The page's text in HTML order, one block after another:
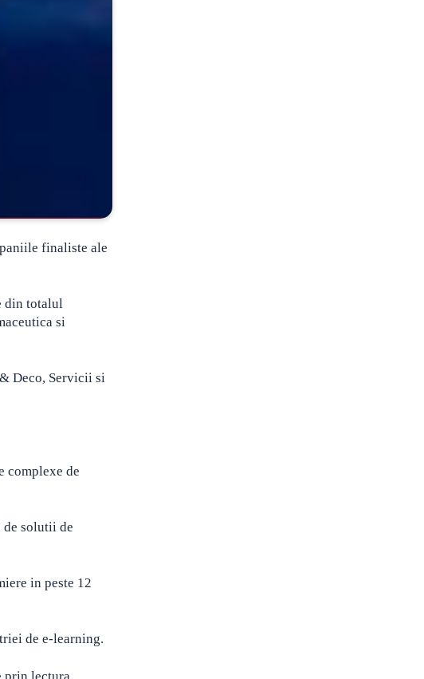
finaliste ale
din totalul
si
Deco, Servicii si
complexe de
de solutii de
in peste 12
de e-learning.
lectura.